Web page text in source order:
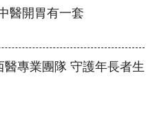
醫開胃有一套
專業團隊 守護年長者生